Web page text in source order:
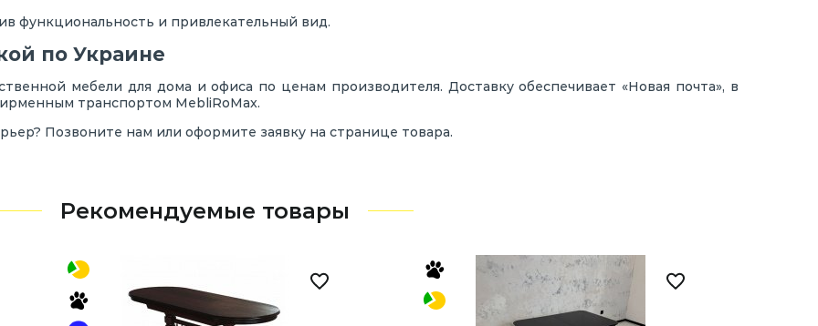
функциональность и привлекательный вид.
по Украине
мебели для дома и офиса по ценам производителя. Доставку обеспечивает «Новая почта», в
транспортом MebliRoMax.
Позвоните нам или оформите заявку на странице товара.
Рекомендуемые товары